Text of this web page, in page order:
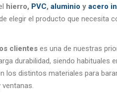
hierro, PVC, aluminio y acero
elegir el producto que necesita
clientes es una de nuestras
durabilidad, siendo habituales
los distintos materiales para